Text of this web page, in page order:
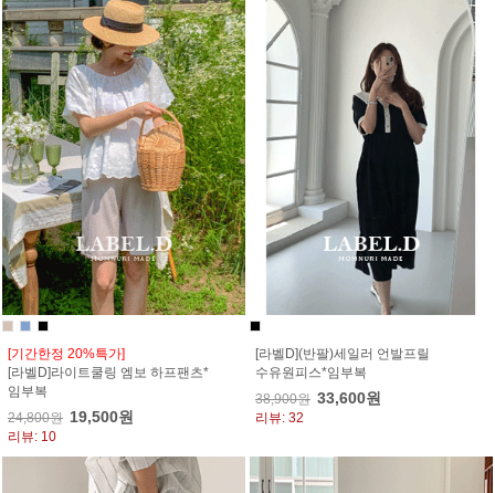
[기간한정 20%특가]
[라벨D]라이트쿨링 엠보 하프팬츠*
임부복
24,800원 19,500원
리뷰: 10
[라벨D](반팔)세일러 언발프릴
수유원피스*임부복
38,900원 33,600원
리뷰: 32